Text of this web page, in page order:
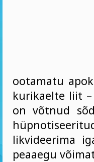
ootamatu
kurikaelte liit –
on võtnud
likvideerima
peaaegu